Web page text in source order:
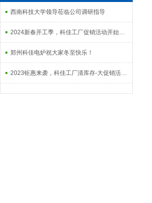
西南科技大学领导莅临公司调研指导
2024新春开工季，科佳工厂促销活动开始啦！
郑州科佳电炉祝大家冬至快乐！
2023钜惠来袭，科佳工厂清库存-大促销活动上线啦！